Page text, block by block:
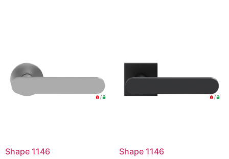
Shape 1146 Shape 1146